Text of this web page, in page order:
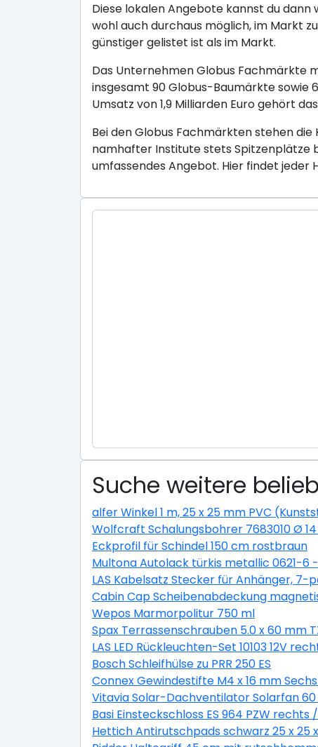
Diese lokalen Angebote kannst du
wohl auch durchaus möglich, im Markt
günstiger gelistet ist als im Markt.
Das Unternehmen Globus Fachmärkte
insgesamt 90 Globus-Baumärkte
Umsatz von 1,9 Milliarden Euro gehört
Bei den Globus Fachmärkten stehen
namhafter Institute stets Spitzenplätze
umfassendes Angebot. Hier findet jeder
Suche weitere
alfer Winkel 1 m, 25 x 25 mm PVC
Wolfcraft Schalungsbohrer 7683010 Ø 14
Eckprofil für Schindel 150 cm rostbraun
Multona Autolack türkis metallic 0621-6
LAS Kabelsatz Stecker für Anhänger, 7-
Cabin Cap Scheibenabdeckung
Wepos Marmorpolitur 750 ml
Spax Terrassenschrauben 5.0 x 60 mm
LAS LED Rückleuchten-Set 10103 12V
Bosch Schleifhülse zu PRR 250 ES
Connex Gewindestifte M4 x 16 mm
Vitavia Solar-Dachventilator Solarfan
Basi Einsteckschloss ES 964 PZW rechts /
Hettich Antirutschpads schwarz 25 x 25